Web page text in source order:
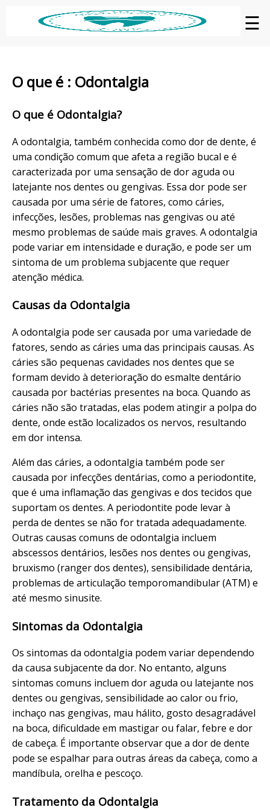
☰
O que é : Odontalgia
O que é Odontalgia?
A odontalgia, também conhecida como dor de dente, é
uma condição comum que afeta a região bucal e é
caracterizada por uma sensação de dor aguda ou
latejante nos dentes ou gengivas. Essa dor pode ser
causada por uma série de fatores, como cáries,
infecções, lesões, problemas nas gengivas ou até
mesmo problemas de saúde mais graves. A odontalgia
pode variar em intensidade e duração, e pode ser um
sintoma de um problema subjacente que requer
atenção médica.
Causas da Odontalgia
A odontalgia pode ser causada por uma variedade de
fatores, sendo as cáries uma das principais causas. As
cáries são pequenas cavidades nos dentes que se
formam devido à deterioração do esmalte dentário
causada por bactérias presentes na boca. Quando as
cáries não são tratadas, elas podem atingir a polpa do
dente, onde estão localizados os nervos, resultando
em dor intensa.
Além das cáries, a odontalgia também pode ser
causada por infecções dentárias, como a periodontite,
que é uma inflamação das gengivas e dos tecidos que
suportam os dentes. A periodontite pode levar à
perda de dentes se não for tratada adequadamente.
Outras causas comuns de odontalgia incluem
abscessos dentários, lesões nos dentes ou gengivas,
bruxismo (ranger dos dentes), sensibilidade dentária,
problemas de articulação temporomandibular (ATM) e
até mesmo sinusite.
Sintomas da Odontalgia
Os sintomas da odontalgia podem variar dependendo
da causa subjacente da dor. No entanto, alguns
sintomas comuns incluem dor aguda ou latejante nos
dentes ou gengivas, sensibilidade ao calor ou frio,
inchaço nas gengivas, mau hálito, gosto desagradável
na boca, dificuldade em mastigar ou falar, febre e dor
de cabeça. É importante observar que a dor de dente
pode se espalhar para outras áreas da cabeça, como a
mandíbula, orelha e pescoço.
Tratamento da Odontalgia